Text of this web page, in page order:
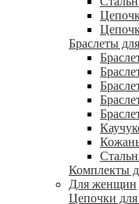
Браслеты
Комплекты
Для женщин
Цепочки